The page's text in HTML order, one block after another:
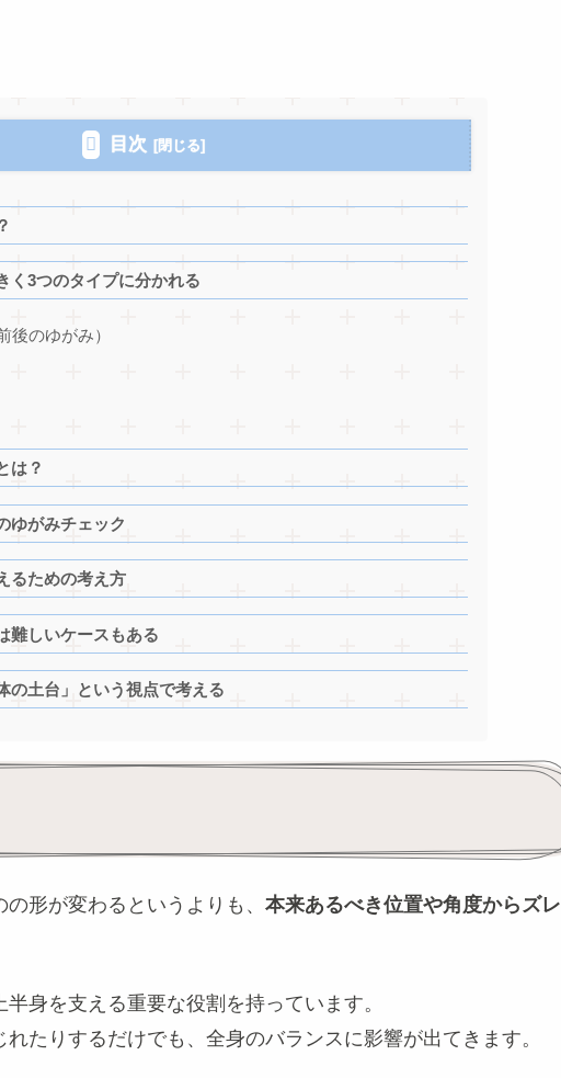
目次
く3つのタイプに分かれる
後のゆがみ）
は？
ゆがみチェック
るための考え方
難しいケースもある
の土台」という視点で考える
形が変わるというよりも、 本来あるべき位置や角度からズレ
身を支える重要な役割を持っています。
たりするだけでも、全身のバランスに影響が出てきます。